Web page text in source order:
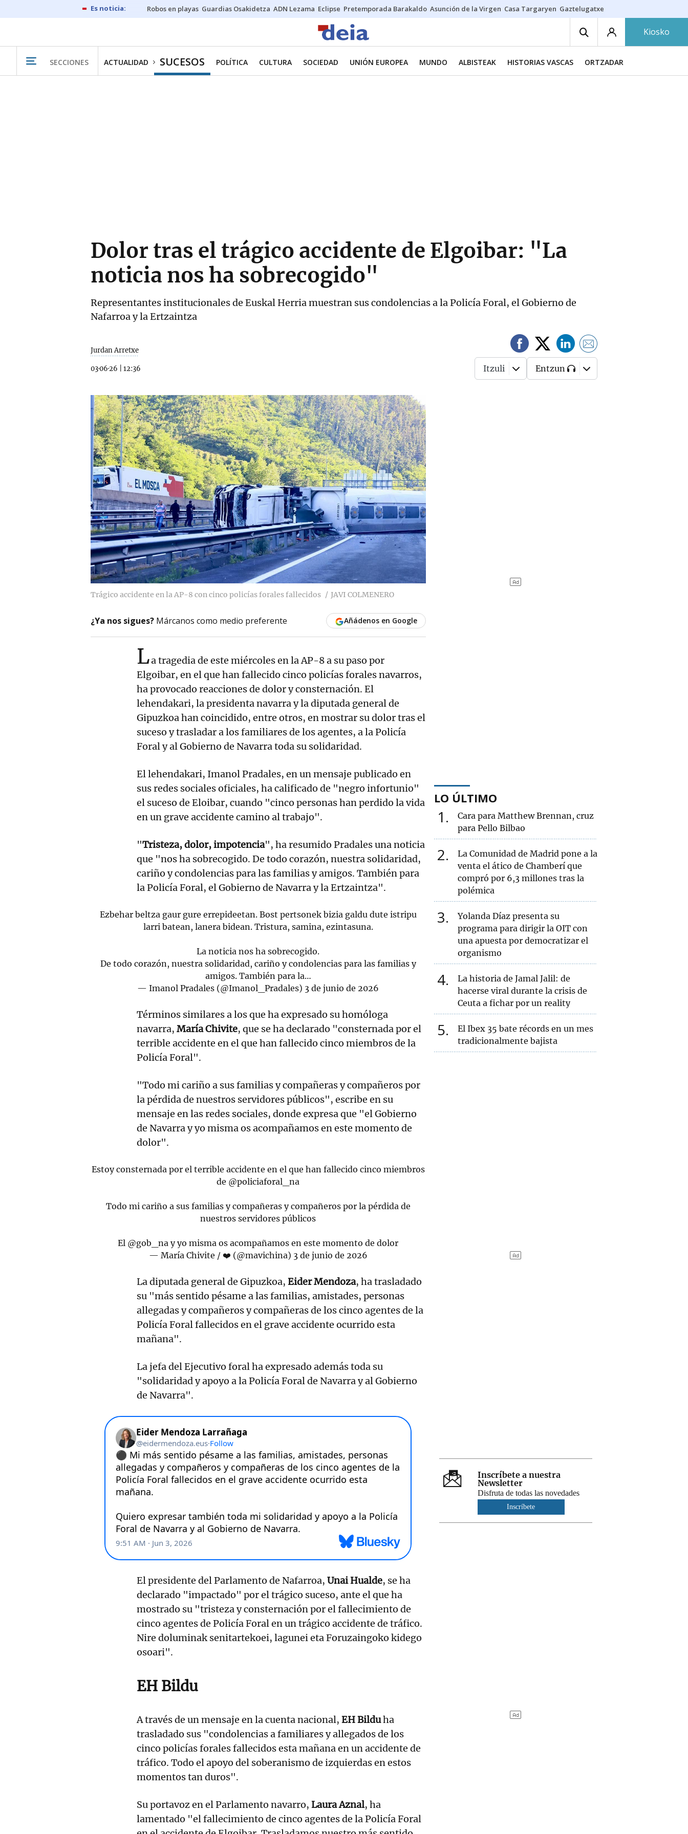
Robos en playas Guardias Osakidetza ADN Lezama Eclipse Pretemporada Barakaldo Asunción de la Virgen Casa Targaryen Gaztelugatxe
Kiosko
SECCIONES ACTUALIDAD SUCESOS POLÍTICA CULTURA SOCIEDAD UNIÓN EUROPEA MUNDO ALBISTEAK HISTORIAS VASCAS ORTZADAR
Dolor tras el trágico accidente de Elgoibar: "La
noticia nos ha sobrecogido"
Representantes institucionales de Euskal Herria muestran sus condolencias a la Policía Foral, el Gobierno de
Nafarroa y la Ertzaintza
Jurdan Arretxe
03·06·26 12:36 Itzuli Entzun
Trágico accidente en la AP-8 con cinco policías forales fallecidos JAVI COLMENERO
¿Ya nos sigues? Márcanos como medio preferente Añádenos en Google
La tragedia de este miércoles en la AP-8 a su paso por
Elgoibar, en el que han fallecido cinco policías forales navarros,
ha provocado reacciones de dolor y consternación. El
lehendakari, la presidenta navarra y la diputada general de
Gipuzkoa han coincidido, entre otros, en mostrar su dolor tras el
suceso y trasladar a los familiares de los agentes, a la Policía
Foral y al Gobierno de Navarra toda su solidaridad.
El lehendakari, Imanol Pradales, en un mensaje publicado en
sus redes sociales oficiales, ha calificado de "negro infortunio"
el suceso de Eloibar, cuando "cinco personas han perdido la vida
en un grave accidente camino al trabajo".
"Tristeza, dolor, impotencia", ha resumido Pradales una noticia
que "nos ha sobrecogido. De todo corazón, nuestra solidaridad,
cariño y condolencias para las familias y amigos. También para
la Policía Foral, el Gobierno de Navarra y la Ertzaintza".
Ezbehar beltza gaur gure errepideetan. Bost pertsonek bizia galdu dute istripu
larri batean, lanera bidean. Tristura, samina, ezintasuna.
La noticia nos ha sobrecogido.
De todo corazón, nuestra solidaridad, cariño y condolencias para las familias y
amigos. También para la…
— Imanol Pradales (@Imanol_Pradales) 3 de junio de 2026
Términos similares a los que ha expresado su homóloga
navarra, María Chivite, que se ha declarado "consternada por el
terrible accidente en el que han fallecido cinco miembros de la
Policía Foral".
"Todo mi cariño a sus familias y compañeras y compañeros por
la pérdida de nuestros servidores públicos", escribe en su
mensaje en las redes sociales, donde expresa que "el Gobierno
de Navarra y yo misma os acompañamos en este momento de
dolor".
Estoy consternada por el terrible accidente en el que han fallecido cinco miembros
de @policiaforal_na
Todo mi cariño a sus familias y compañeras y compañeros por la pérdida de
nuestros servidores públicos
El @gob_na y yo misma os acompañamos en este momento de dolor
— María Chivite / ❤️ (@mavichina) 3 de junio de 2026
La diputada general de Gipuzkoa, Eider Mendoza, ha trasladado
su "más sentido pésame a las familias, amistades, personas
allegadas y compañeros y compañeras de los cinco agentes de la
Policía Foral fallecidos en el grave accidente ocurrido esta
mañana".
La jefa del Ejecutivo foral ha expresado además toda su
"solidaridad y apoyo a la Policía Foral de Navarra y al Gobierno
de Navarra".
El presidente del Parlamento de Nafarroa, Unai Hualde, se ha
declarado "impactado" por el trágico suceso, ante el que ha
mostrado su "tristeza y consternación por el fallecimiento de
cinco agentes de Policía Foral en un trágico accidente de tráfico.
Nire doluminak senitartekoei, lagunei eta Foruzaingoko kidego
osoari".
EH Bildu
A través de un mensaje en la cuenta nacional, EH Bilduha
trasladado sus "condolencias a familiares y allegados de los
cinco policías forales fallecidos esta mañana en un accidente de
tráfico. Todo el apoyo del soberanismo de izquierdas en estos
momentos tan duros".
Su portavoz en el Parlamento navarro, Laura Aznal, ha
lamentado "el fallecimiento de cinco agentes de la Policía Foral
LO ÚLTIMO
1
Cara para Matthew Brennan, cruz
para Pello Bilbao
2
La Comunidad de Madrid pone a la
venta el ático de Chamberí que
compró por 6,3 millones tras la
polémica
3
Yolanda Díaz presenta su
programa para dirigir la OIT con
una apuesta por democratizar el
organismo
4
La historia de Jamal Jalil: de
hacerse viral durante la crisis de
Ceuta a fichar por un reality
5
El Ibex 35 bate récords en un mes
tradicionalmente bajista
Inscríbete a nuestra
Newsletter
Disfruta de todas las novedades
Inscríbete